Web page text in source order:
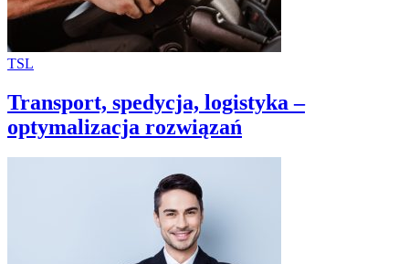
TSL
Transport, spedycja, logistyka –
optymalizacja rozwiązań